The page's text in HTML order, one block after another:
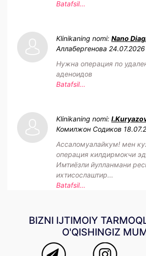
Batafsil...
Klinikaning nomi: Nano
Аллабергенова
Нужна операция по
аденоидов
Batafsil...
Klinikaning nomi:
Комилжон Содиков
Ассаломуалайкум! мен
операция килдирмокчи
Имтиёзли йулланмани
ихтисослаштир...
Batafsil...
BIZNI IJTIMOIY
O'QISHINGIZ